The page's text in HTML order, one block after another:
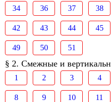
34 36 37 38
42 43 44 45
49 50 51
§ 2. Смежные и
1 2 3 4
8 9 10 11